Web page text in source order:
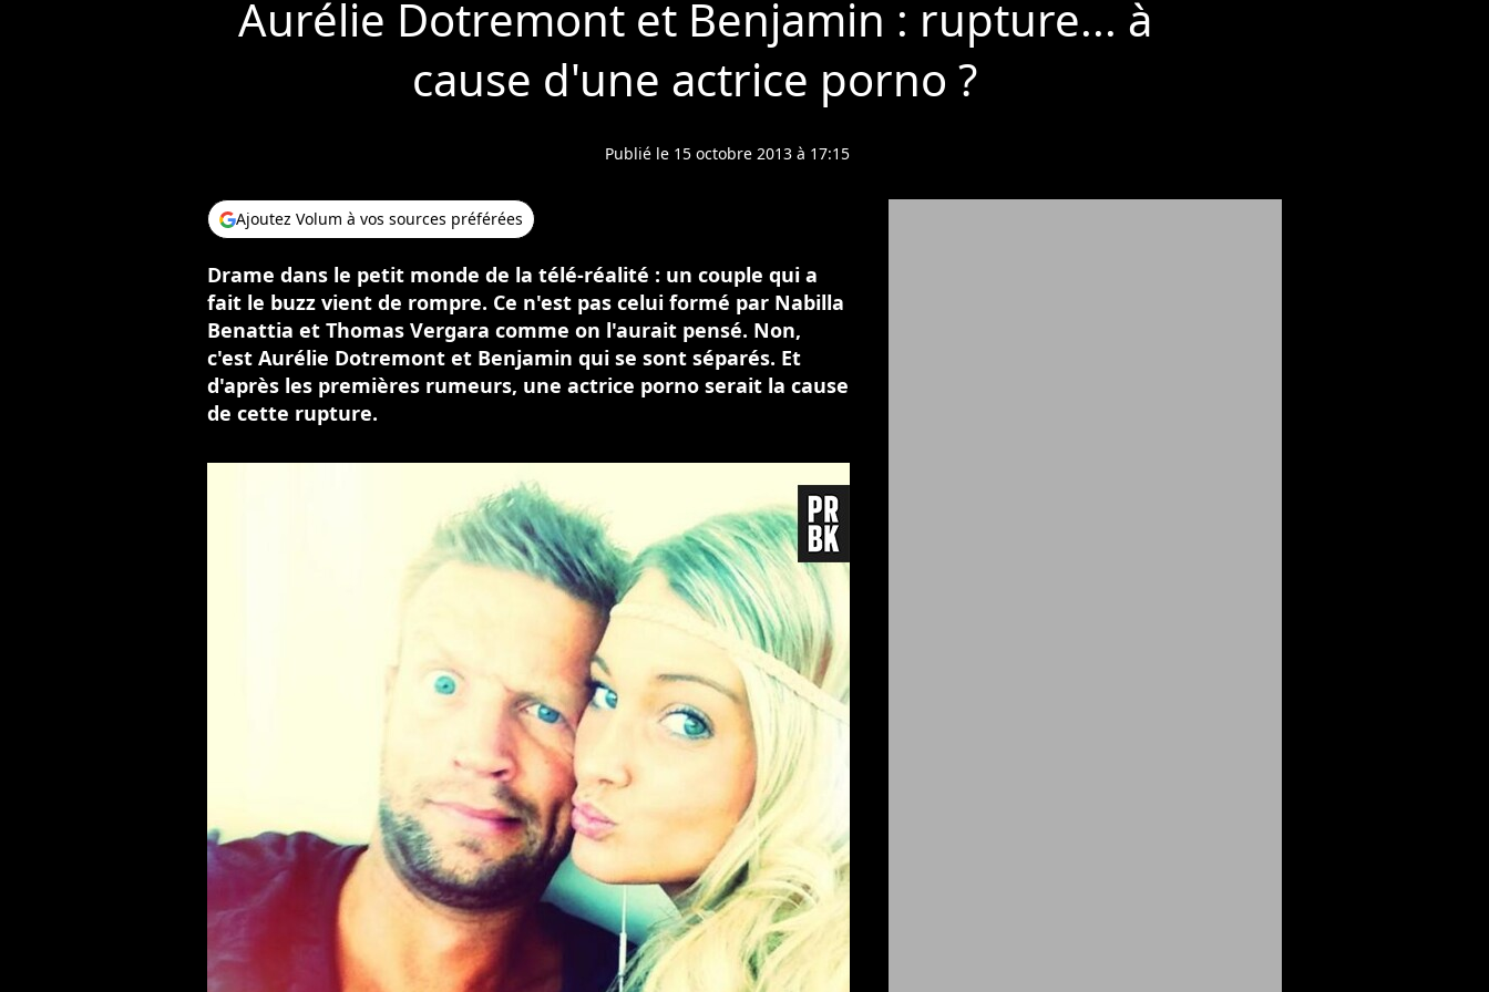
Aurélie Dotremont et Benjamin : rupture... à
cause d'une actrice porno ?
Publié le 15 octobre 2013 à 17:15
Ajoutez Volum à vos sources préférées
Drame dans le petit monde de la télé-réalité : un couple qui a
fait le buzz vient de rompre. Ce n'est pas celui formé par Nabilla
Benattia et Thomas Vergara comme on l'aurait pensé. Non,
c'est Aurélie Dotremont et Benjamin qui se sont séparés. Et
d'après les premières rumeurs, une actrice porno serait la cause
de cette rupture.